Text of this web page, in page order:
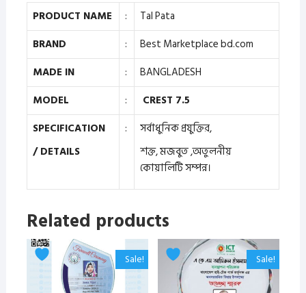
PRODUCT NAME :
Tal Pata
BRAND
:
Best Marketplace bd.com
MADE IN
:
BANGLADESH
MODEL
:
CREST 7.5
SPECIFICATION
/ DETAILS
:
সর্বাধুনিক প্রযুক্তির,
শক্ত, মজবুত ,অতুলনীয়
কোয়ালিটি সম্পন্ন।
Related products
Sale! Sale!